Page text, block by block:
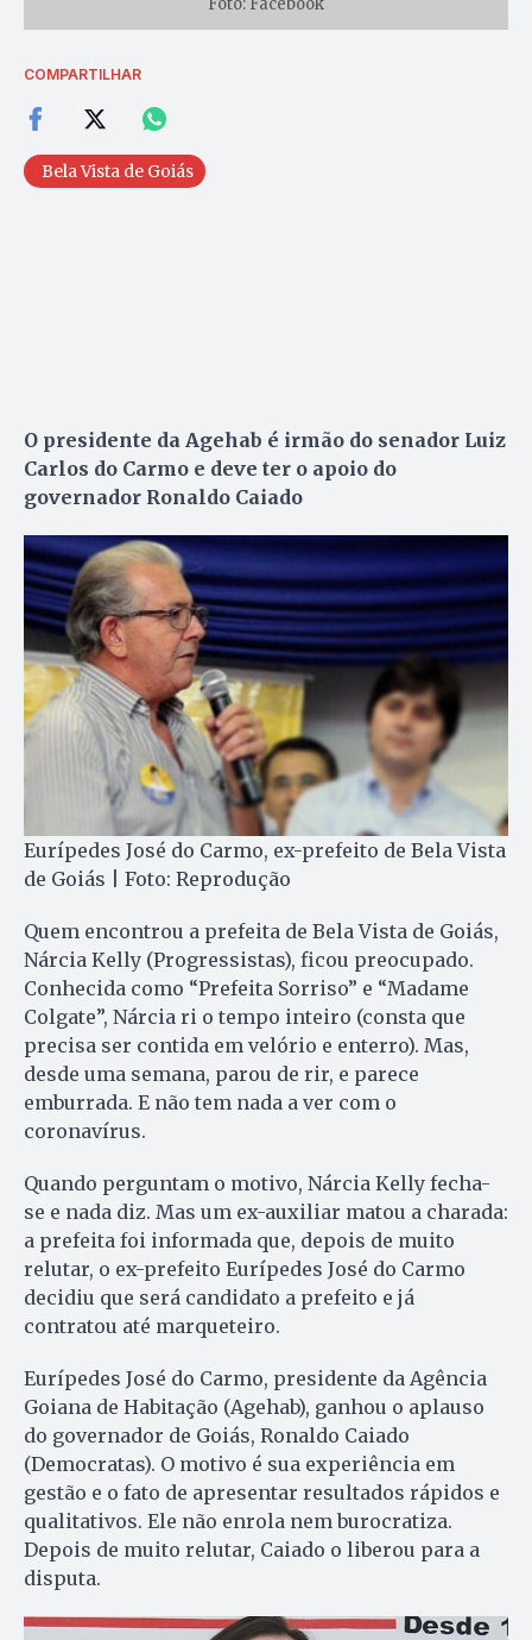
Foto: Facebook
COMPARTILHAR
Bela Vista de Goiás
O presidente da Agehab é irmão do senador Luiz
Carlos do Carmo e deve ter o apoio do
governador Ronaldo Caiado
Eurípedes José do Carmo, ex-prefeito de Bela Vista
de Goiás | Foto: Reprodução
Quem encontrou a prefeita de Bela Vista de Goiás,
Nárcia Kelly (Progressistas), ficou preocupado.
Conhecida como “Prefeita Sorriso” e “Madame
Colgate”, Nárcia ri o tempo inteiro (consta que
precisa ser contida em velório e enterro). Mas,
desde uma semana, parou de rir, e parece
emburrada. E não tem nada a ver com o
coronavírus.
Quando perguntam o motivo, Nárcia Kelly fecha-
se e nada diz. Mas um ex-auxiliar matou a charada:
a prefeita foi informada que, depois de muito
relutar, o ex-prefeito Eurípedes José do Carmo
decidiu que será candidato a prefeito e já
contratou até marqueteiro.
Eurípedes José do Carmo, presidente da Agência
Goiana de Habitação (Agehab), ganhou o aplauso
do governador de Goiás, Ronaldo Caiado
(Democratas). O motivo é sua experiência em
gestão e o fato de apresentar resultados rápidos e
qualitativos. Ele não enrola nem burocratiza.
Depois de muito relutar, Caiado o liberou para a
disputa.